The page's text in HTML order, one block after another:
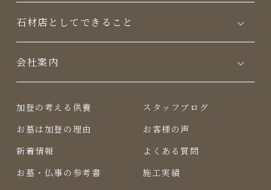
⽯材店としてできること
会社案内
加登の考える供養
お墓は加登の理由
新着情報
お墓・仏事の参考書
スタッフブログ
お客様の声
よくある質問
施工実績